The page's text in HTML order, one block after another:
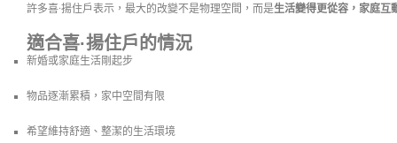
許多喜·揚住戶表示，最大的改變不是物理空間，而是生活變得更從容，家庭互
適合喜·揚住戶的情況
新婚或家庭生活剛起步
物品逐漸累積，家中空間有限
希望維持舒適、整潔的生活環境